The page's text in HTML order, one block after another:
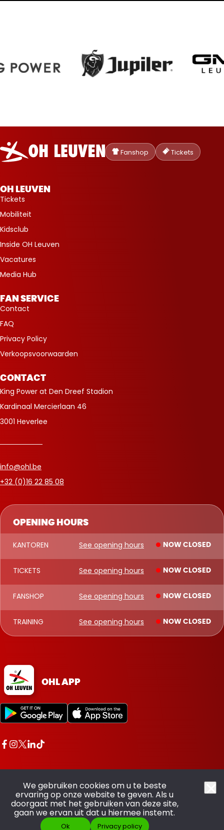
Oud-
Heverlee
Leuven
Fanshop Tickets
OPENING HOURS
KANTOREN See opening hours NOW CLOSED
TICKETS See opening hours NOW CLOSED
FANSHOP See opening hours NOW CLOSED
TRAINING See opening hours NOW CLOSED
OH LEUVEN
Tickets
Mobiliteit
Kidsclub
Inside OH Leuven
Vacatures
Media Hub
FAN SERVICE
Contact
FAQ
Privacy Policy
Verkoopsvoorwaarden
CONTACT
King Power at Den Dreef Stadion
Kardinaal Mercierlaan 46
3001 Heverlee
info@ohl.be
+32 (0)16 22 85 08
OHL APP
All rights reserved OHL - © 2026
We gebruiken cookies om u te beste
ervaring op onze website te geven. Als u
doorgaat met het gebruiken van deze site,
gaan we ervan uit dat u hiermee instemt.
Ok Privacy policy